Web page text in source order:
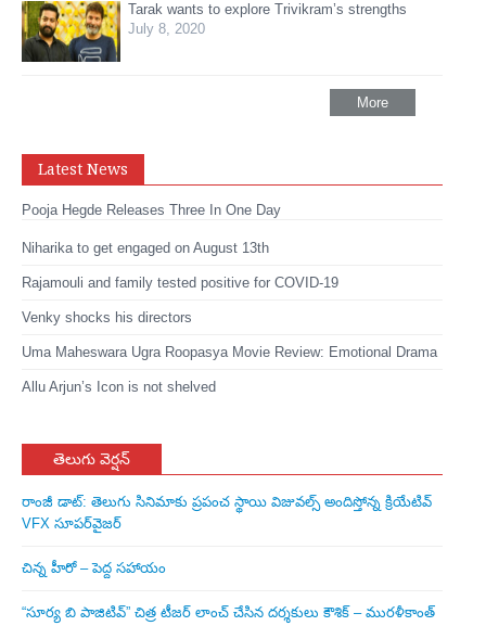
Tarak wants to explore Trivikram’s strengths
July 8, 2020
More
Latest News
Pooja Hegde Releases Three In One Day
Niharika to get engaged on August 13th
Rajamouli and family tested positive for COVID-19
Venky shocks his directors
Uma Maheswara Ugra Roopasya Movie Review: Emotional Drama
Allu Arjun’s Icon is not shelved
తెలుగు వెర్షన్
రాంజీ డాట్: తెలుగు సినిమాకు ప్రపంచ స్థాయి విజువల్స్ అందిస్తోన్న క్రియేటివ్
VFX సూపర్‌వైజర్
చిన్న హీరో – పెద్ద సహాయం
“సూర్య బి పాజిటివ్” చిత్ర టీజర్ లాంచ్ చేసిన‌ దర్శకులు కౌశిక్ – మురళీకాంత్